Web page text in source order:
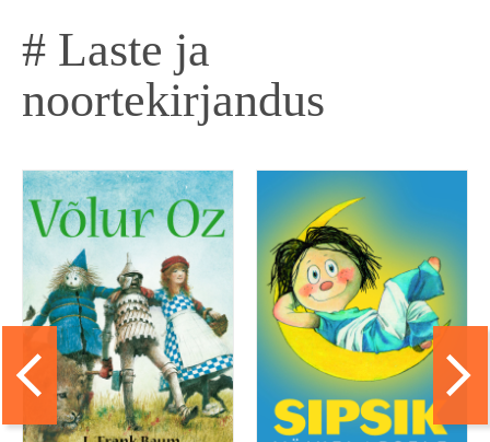
# Laste ja
noortekirjandus